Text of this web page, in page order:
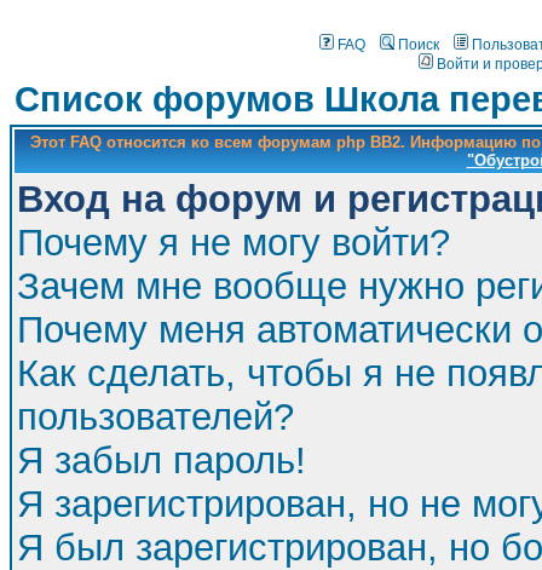
FAQ Поиск
Войти и
Список форумов Школа
Этот FAQ относится ко всем форумам php BB2. Информацию
Вход на форум и
Почему я не могу войти?
Зачем мне вообще нужно
Почему меня автоматически
Как сделать, чтобы я не
пользователей?
Я забыл пароль!
Я зарегистрирован, но не
Я был зарегистрирован, но